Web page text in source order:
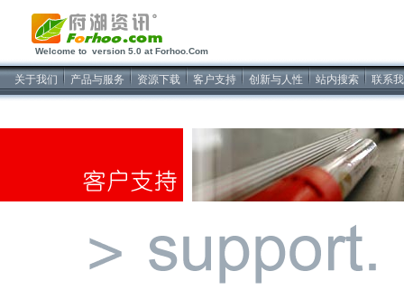
Welcome to version 5.0 at Forhoo.Com
关于我们 产品与服务 资源下载 客户支持 创新与人性 站内搜索 联系